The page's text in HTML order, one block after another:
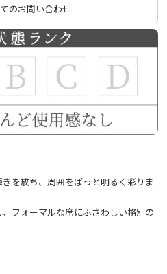
のお問い合わせ
を放ち、周囲をぱっと明るく彩りま
フォーマルな席にふさわしい格別の